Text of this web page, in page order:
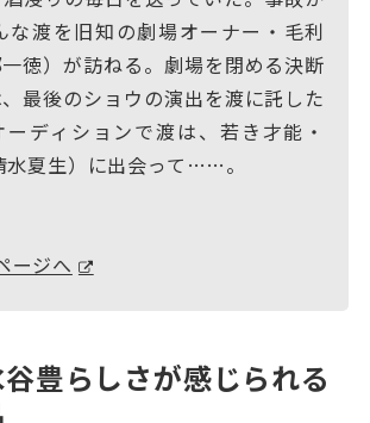
な渡を旧知の劇場オーナー・毛利
徳）が訪ねる。劇場を閉める決断
最後のショウの演出を渡に託した
ーディションで渡は、若き才能・
水夏生）に出会って……。
ージへ
豊らしさが感じられる